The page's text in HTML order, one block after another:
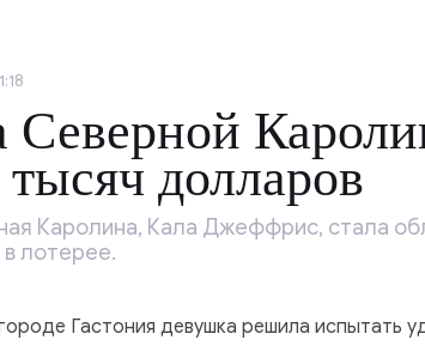
долларов
Каролина, Кала Джеффрис, стала
лотерее.
Гастония девушка решила испытать